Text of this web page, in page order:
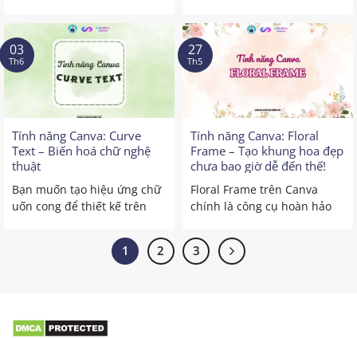
Tính năng Canva: Curve
Text – Biến hoá chữ nghệ
thuật
Bạn muốn tạo hiệu ứng chữ
uốn cong để thiết kế trên
03
Th6
Tính năng Canva: Floral
Frame – Tạo khung hoa đẹp
chưa bao giờ dễ đến thế!
Floral Frame trên Canva
chính là công cụ hoàn hảo
27
Th5
1 2 3